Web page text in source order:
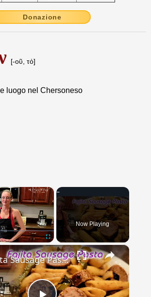
Donazione
[-οῦ, τό]
luogo nel Chersoneso
×
Fullscreen
Now Playing
×
Fajita Sausage Pasta | Dining In With Danielle